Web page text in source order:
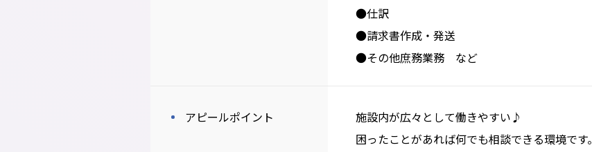
●仕訳
●請求書作成・発送
●その他庶務業務 など
アピールポイント
施設内が広々として働きやすい♪
困ったことがあれば何でも相談できる環境です。